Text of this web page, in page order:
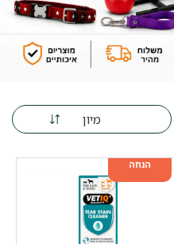
מיון
מוצר שני ב-20%
הנחה